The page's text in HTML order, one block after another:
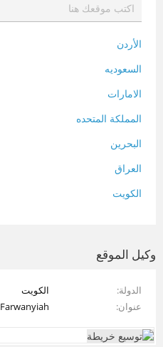
الأردن
السعوديه
الامارات
المملكة المتحده
البحرين
العراق
الكويت
فلسطين
سوريا
وكيل الموقع
الدولة
الكويت
عنوان
Farwanyiah